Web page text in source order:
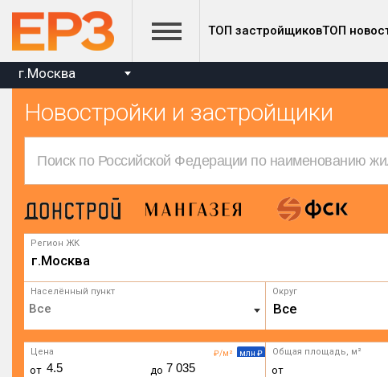
ТОП застройщиковТОП
г.Москва
Новостройки и застройщики
Регион ЖК
г.Москва
Населённый пункт Округ
Все
₽/м² млн ₽
Цена
от до
Общая площадь, м²
от